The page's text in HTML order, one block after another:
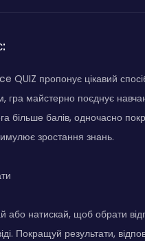
QUIZ пропонує цікавий
гра майстерно поєднує
більше балів, одночасно
зростання знань.
або натискай, щоб обрати
Покращуй результати,